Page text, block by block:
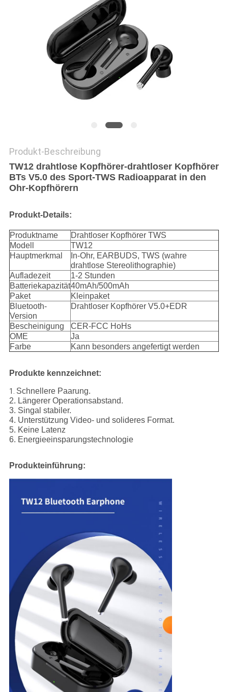
POLICY
Produkt-Beschreibung
TW12 drahtlose Kopfhörer-drahtloser Kopfhörer
BTs V5.0 des Sport-TWS Radioapparat in den
Ohr-Kopfhörern
Produkt-Details:
Produktname
Drahtloser Kopfhörer TWS
Modell
TW12
Hauptmerkmal
In-Ohr, EARBUDS, TWS (wahre
drahtlose Stereolithographie)
Aufladezeit
1-2 Stunden
Batteriekapazität40mAh/500mAh
Paket
Kleinpaket
Bluetooth-
Version
Drahtloser Kopfhörer V5.0+EDR
Bescheinigung
CER-FCC HoHs
OME
Ja
Farbe
Kann besonders angefertigt werden
Produkte kennzeichnet:
1. Schnellere Paarung.
2. Längerer Operationsabstand.
3. Singal stabiler.
4. Unterstützung Video- und solideres Format.
5. Keine Latenz
6. Energieeinsparungstechnologie
Produkteinführung: